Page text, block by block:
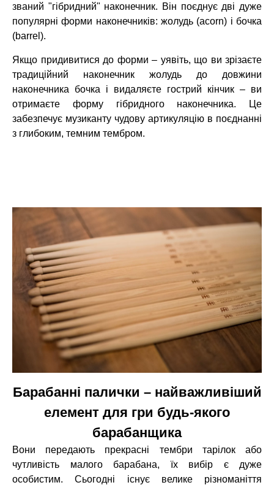
званий "гібридний" наконечник. Він поєднує дві дуже
популярні форми наконечників: жолудь (acorn) і бочка
(barrel).
Якщо придивитися до форми – уявіть, що ви зрізаєте
традиційний наконечник жолудь до довжини
наконечника бочка і видаляєте гострий кінчик – ви
отримаєте форму гібридного наконечника. Це
забезпечує музиканту чудову артикуляцію в поєднанні
з глибоким, темним тембром.
Барабанні палички – найважливіший
елемент для гри будь-якого
барабанщика
Вони передають прекрасні тембри тарілок або
чутливість малого барабана, їх вибір є дуже
особистим. Сьогодні існує велике різноманіття